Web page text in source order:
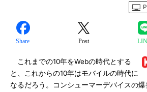
Share Post
これまでの10年をWebの時代とする
と、これからの10年はモバイルの時代に
なるだろう。コンシューマーデバイスの